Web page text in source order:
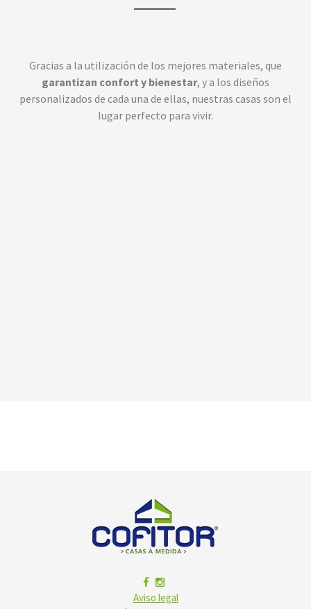
Gracias a la utilización de los mejores materiales, que
garantizan confort y bienestar, y a los diseños
personalizados de cada una de ellas, nuestras casas son el
lugar perfecto para vivir.
Aviso legal